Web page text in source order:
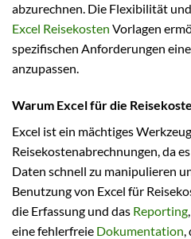
abzurechnen. Die Flexibilität
Excel Reisekosten Vorlagen
spezifischen Anforderungen
anzupassen.
Warum Excel für die
Excel ist ein mächtiges
Reisekostenabrechnungen, da
Daten schnell zu manipulieren
Benutzung von Excel für
die Erfassung und das Reporting
eine fehlerfreie Dokumentation,